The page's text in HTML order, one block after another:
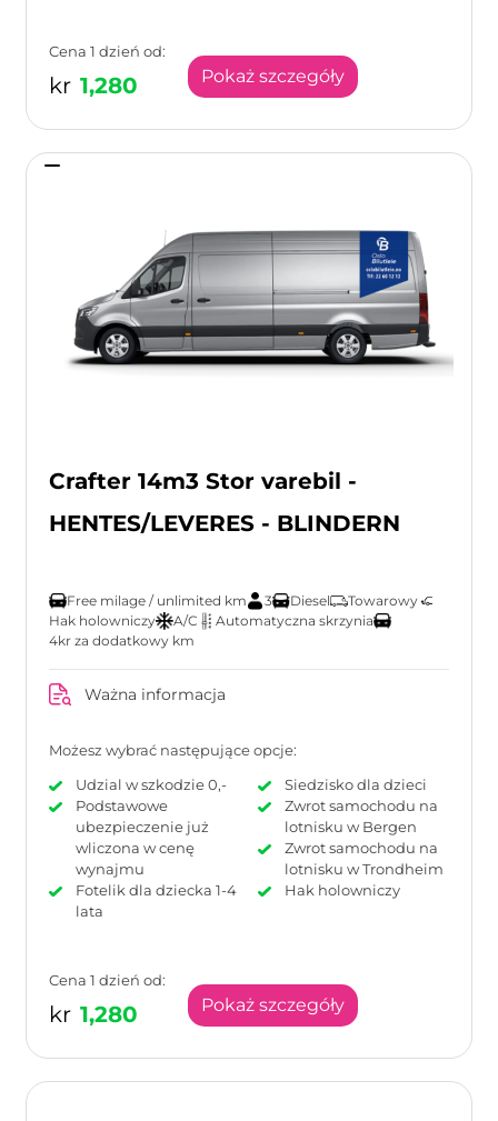
Cena 1 dzień od:
kr 1,280 Pokaż szczegóły
Crafter 14m3 Stor varebil -
HENTES/LEVERES - BLINDERN
Free milage / unlimited km 3 Diesel
Towarowy
Hak holowniczy
A/C
Automatyczna skrzynia
4kr za dodatkowy km
Ważna informacja
Możesz wybrać następujące opcje:
Udzial w szkodzie 0,-
Podstawowe
ubezpieczenie już
wliczona w cenę
wynajmu
Fotelik dla dziecka 1-4
lata
Siedzisko dla dzieci
Zwrot samochodu na
lotnisku w Bergen
Zwrot samochodu na
lotnisku w Trondheim
Hak holowniczy
Cena 1 dzień od:
kr 1,280 Pokaż szczegóły